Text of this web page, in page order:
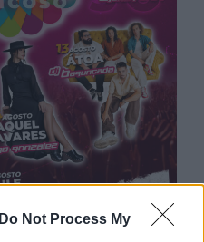
Do Not Process My